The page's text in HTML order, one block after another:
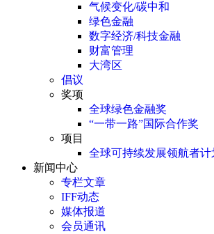
气候变化/碳中和
绿色金融
数字经济/科技金融
财富管理
大湾区
倡议
奖项
全球绿色金融奖
“一带一路”国际合作奖
项目
全球可持续发展领航者计
新闻中心
专栏文章
IFF动态
媒体报道
会员通讯